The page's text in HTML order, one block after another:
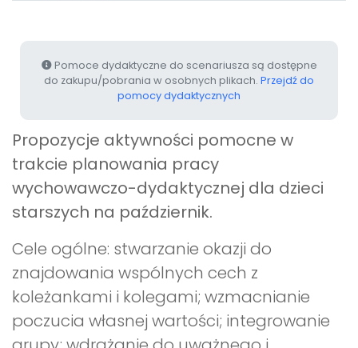
Pomoce dydaktyczne do scenariusza są dostępne
do zakupu/pobrania w osobnych plikach. Przejdź do
pomocy dydaktycznych
Propozycje aktywności pomocne w
trakcie planowania pracy
wychowawczo-dydaktycznej dla dzieci
starszych na październik.
Cele ogólne: stwarzanie okazji do
znajdowania wspólnych cech z
koleżankami i kolegami; wzmacnianie
poczucia własnej wartości; integrowanie